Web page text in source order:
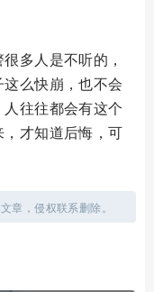
多人是不听的，
么快崩，也不会
往往都会有这个
才知道后悔，可
章，侵权联系删除。